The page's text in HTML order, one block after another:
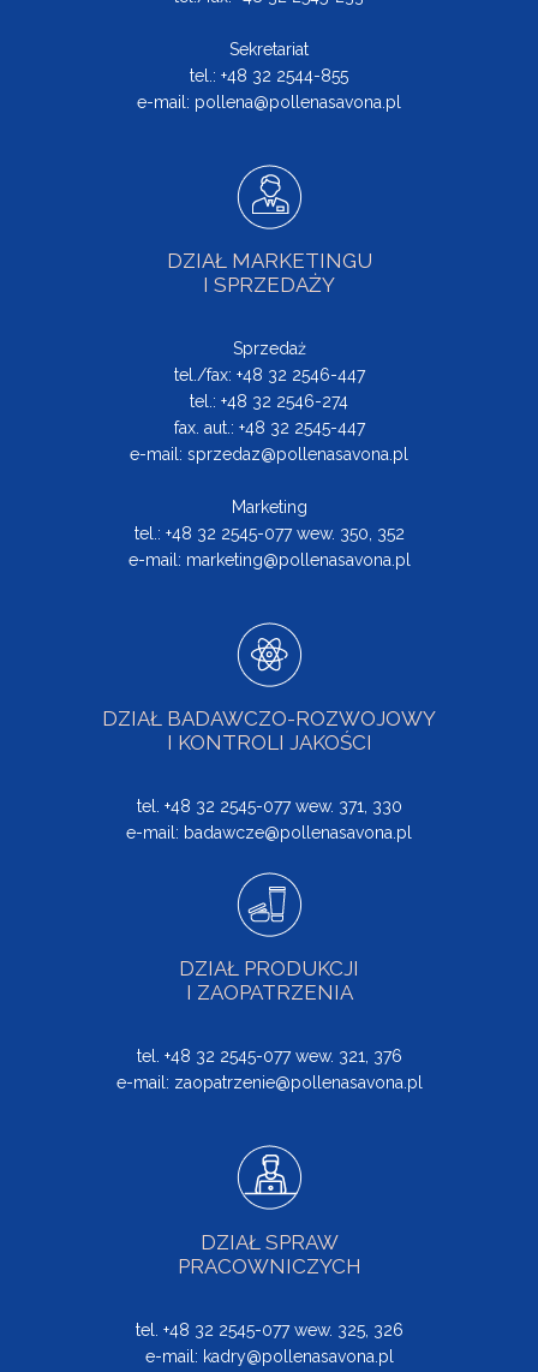
Sekretariat
tel.: +48 32 2544-855
e-mail: pollena@pollenasavona.pl
DZIAŁ MARKETINGU
I SPRZEDAŻY
Sprzedaż
tel./fax: +48 32 2546-447
tel.: +48 32 2546-274
fax. aut.: +48 32 2545-447
e-mail: sprzedaz@pollenasavona.pl
Marketing
tel.: +48 32 2545-077 wew. 350, 352
e-mail: marketing@pollenasavona.pl
DZIAŁ BADAWCZO-ROZWOJOWY
I KONTROLI JAKOŚCI
tel. +48 32 2545-077 wew. 371, 330
e-mail: badawcze@pollenasavona.pl
DZIAŁ PRODUKCJI
I ZAOPATRZENIA
tel. +48 32 2545-077 wew. 321, 376
e-mail: zaopatrzenie@pollenasavona.pl
DZIAŁ SPRAW
PRACOWNICZYCH
tel. +48 32 2545-077 wew. 325, 326
e-mail: kadry@pollenasavona.pl